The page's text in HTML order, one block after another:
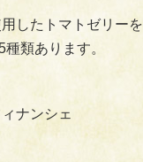
したトマトゼリーを
類あります。
ナンシェ